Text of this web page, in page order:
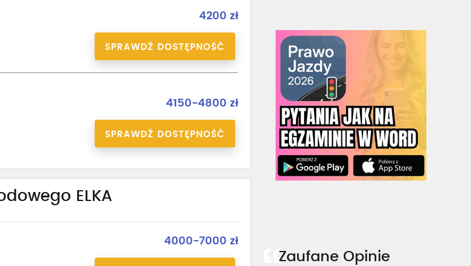
4200 zł
SPRAWDŹ DOSTĘPNOŚĆ
4150-4800 zł
SPRAWDŹ DOSTĘPNOŚĆ
ELKA
4000-7000 zł
Zaufane Opinie